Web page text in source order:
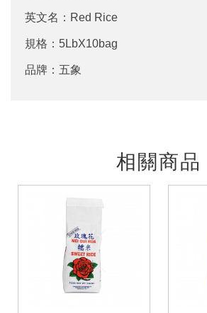
英文名：Red Rice
規格：5LbX10bag
品牌：五象
相關商品